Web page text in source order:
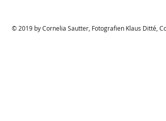
© 2019 by Cornelia Sautter, Fotografien Klaus Ditté,